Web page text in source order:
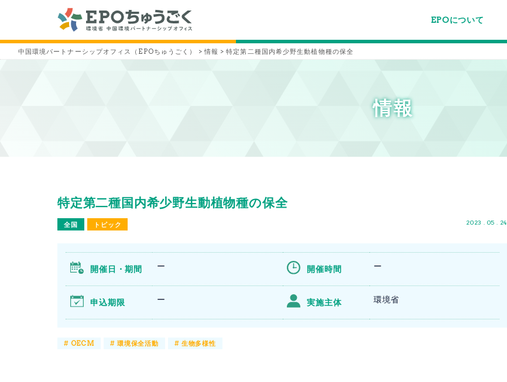
EPOについて
中国環境パートナーシップオフィス（EPOちゅうごく） >情報 >特定第二種国内希少野生動植物種の保全
情報
特定第二種国内希少野生動植物種の保全
全国 トピック 2023 . 05 . 24
開催日・期間 ー 開催時間 ー
申込期限 ー 実施主体 環境省
# OECM # 環境保全活動 # 生物多様性